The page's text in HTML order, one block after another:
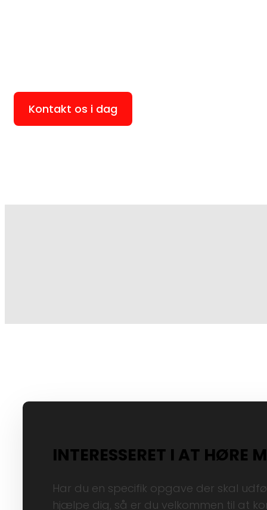
Kontakt os i dag
INTERESSERET I AT HØRE
Har du en specifik opgave der skal
hjælpe dig, så er du velkommen til at